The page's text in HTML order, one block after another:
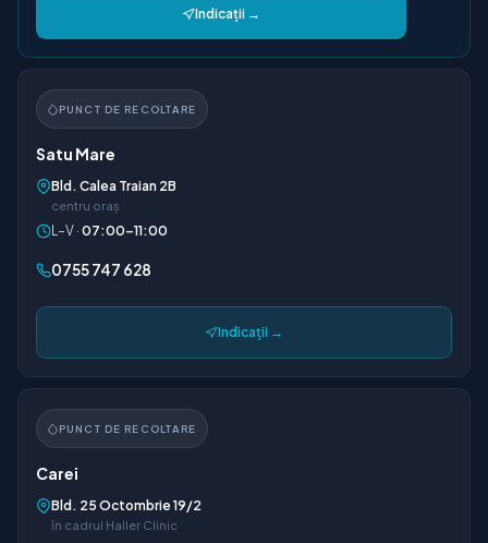
Indicații →
PUNCT DE RECOLTARE
Satu Mare
Bld. Calea Traian 2B
centru oraș
L–V · 07:00–11:00
0755 747 628
Indicații →
PUNCT DE RECOLTARE
Carei
Bld. 25 Octombrie 19/2
în cadrul Haller Clinic